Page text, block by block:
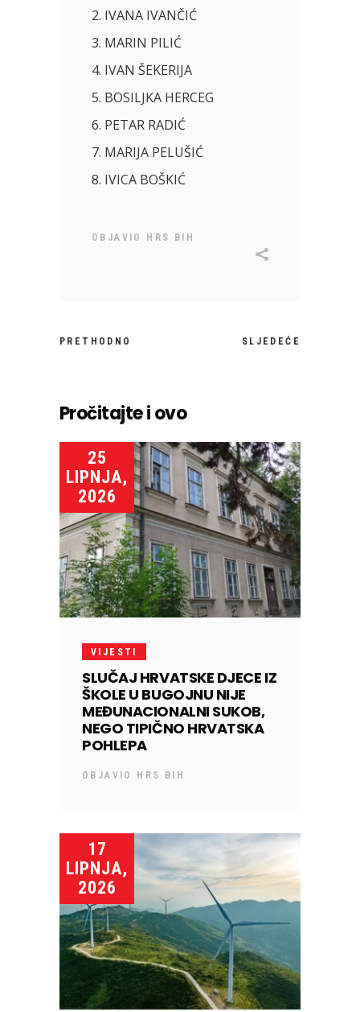
2. IVANA IVANČIĆ
3. MARIN PILIĆ
4. IVAN ŠEKERIJA
5. BOSILJKA HERCEG
6. PETAR RADIĆ
7. MARIJA PELUŠIĆ
8. IVICA BOŠKIĆ
OBJAVIO HRS BIH
PRETHODNO SLJEDEĆE
Pročitajte i ovo
25
LIPNJA,
2026
VIJESTI
SLUČAJ HRVATSKE DJECE IZ
ŠKOLE U BUGOJNU NIJE
MEĐUNACIONALNI SUKOB,
NEGO TIPIČNO HRVATSKA
POHLEPA
OBJAVIO HRS BIH
17
LIPNJA,
2026